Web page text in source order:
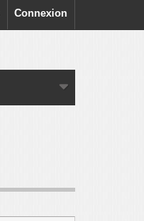
Connexion